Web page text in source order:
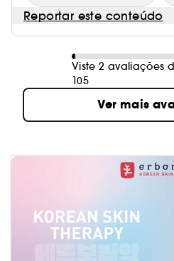
Reportar este conteúdo
Viste 2 avaliações
105
Ver mais